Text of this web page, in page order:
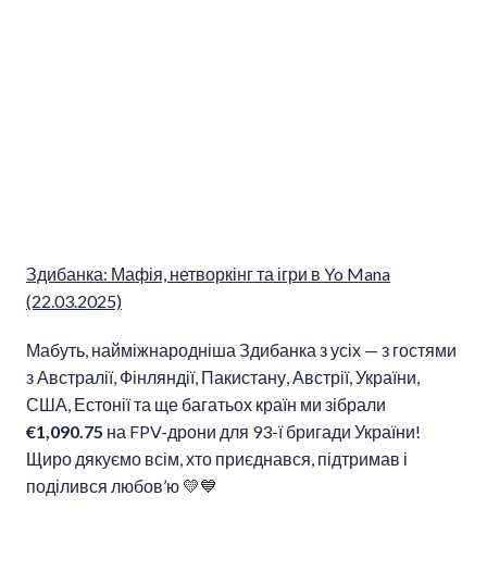
Здибанка: Мафія, нетворкінг та ігри в Yo Mana
(22.03.2025)
Мабуть, найміжнародніша Здибанка з усіх — з гостями
з Австралії, Фінляндії, Пакистану, Австрії, України,
США, Естонії та ще багатьох країн ми зібрали
€1,090.75 на FPV-дрони для 93-ї бригади України!
Щиро дякуємо всім, хто приєднався, підтримав і
поділився любов’ю 💛💙